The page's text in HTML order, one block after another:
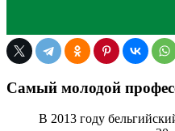
Самый молодой
В 2013 году